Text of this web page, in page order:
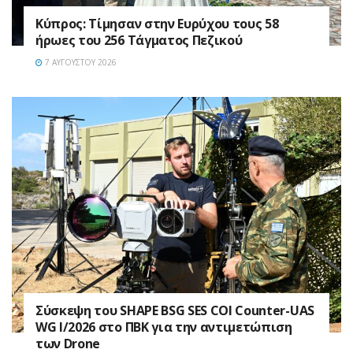
Κύπρος: Τίμησαν στην Ευρύχου τους 58
ήρωες του 256 Τάγματος Πεζικού
7 ΑΥΓΟΎΣΤΟΥ 2026
Σύσκεψη του SHAPE BSG SES COI Counter-UAS
WG I/2026 στο ΠΒΚ για την αντιμετώπιση
των Drone